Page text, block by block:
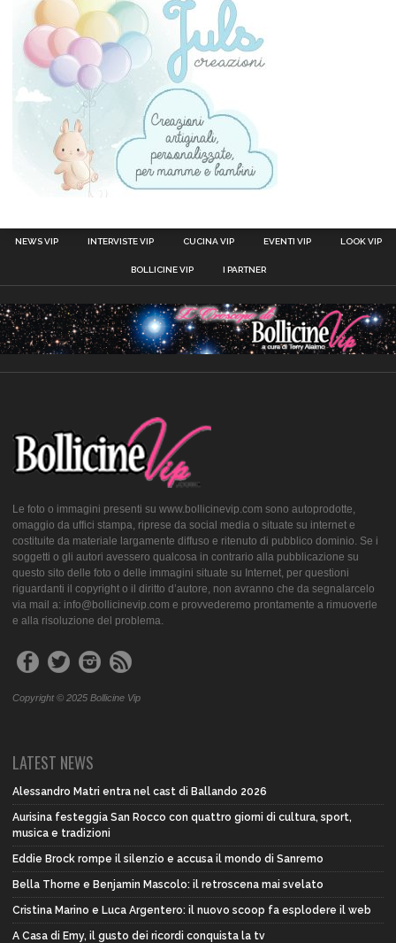
NEWS VIP INTERVISTE VIP CUCINA VIP EVENTI VIP LOOK VIP
BOLLICINE VIP I PARTNER
Le foto o immagini presenti su www.bollicinevip.com sono autoprodotte,
omaggio da uffici stampa, riprese da social media o situate su internet e
costituite da materiale largamente diffuso e ritenuto di pubblico dominio. Se i
soggetti o gli autori avessero qualcosa in contrario alla pubblicazione su
questo sito delle foto o delle immagini situate su Internet, per questioni
riguardanti il copyright o il diritto d’autore, non avranno che da segnalarcelo
via mail a: info@bollicinevip.com e provvederemo prontamente a rimuoverle
e alla risoluzione del problema.
Copyright © 2025 Bollicine Vip
LATEST NEWS
Alessandro Matri entra nel cast di Ballando 2026
Aurisina festeggia San Rocco con quattro giorni di cultura, sport,
musica e tradizioni
Eddie Brock rompe il silenzio e accusa il mondo di Sanremo
Bella Thorne e Benjamin Mascolo: il retroscena mai svelato
Cristina Marino e Luca Argentero: il nuovo scoop fa esplodere il web
A Casa di Emy, il gusto dei ricordi conquista la tv